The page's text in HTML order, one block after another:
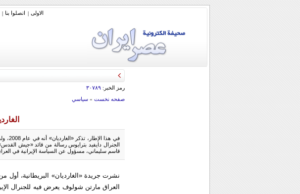
الاولی | اتصلوا بنا |
رمز الخبر: ۳۰۷۸۹
صفحه نخست» سياسي
في
الجنرال دايفيد بترايوس رسالة من قائد «جيش
قاسم سليماني، مسؤول عن السياسة الإيرانية في
نشرت جريدة «الغارديان» البريطانية، أول
العراق مارتن شولوف يعرض فيه للجنرال